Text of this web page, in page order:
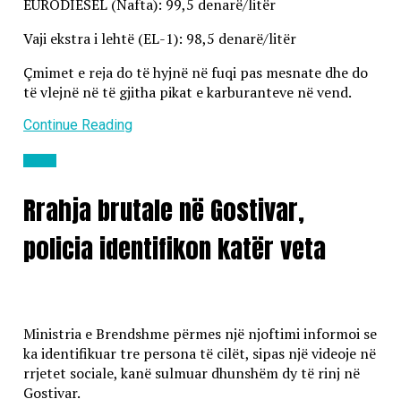
EURODIESEL (Nafta): 99,5 denarë/litër
Vaji ekstra i lehtë (EL-1): 98,5 denarë/litër
Çmimet e reja do të hyjnë në fuqi pas mesnate dhe do
të vlejnë në të gjitha pikat e karburanteve në vend.
Continue Reading
Rrahja brutale në Gostivar,
policia identifikon katër veta
Ministria e Brendshme përmes një njoftimi informoi se
ka identifikuar tre persona të cilët, sipas një videoje në
rrjetet sociale, kanë sulmuar dhunshëm dy të rinj në
Gostivar.